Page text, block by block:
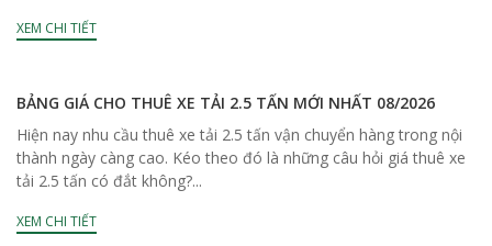
XEM CHI TIẾT
BẢNG GIÁ CHO THUÊ XE TẢI 2.5 TẤN MỚI NHẤT 08/2026
Hiện nay nhu cầu thuê xe tải 2.5 tấn vận chuyển hàng trong nội
thành ngày càng cao. Kéo theo đó là những câu hỏi giá thuê xe
tải 2.5 tấn có đắt không?...
XEM CHI TIẾT